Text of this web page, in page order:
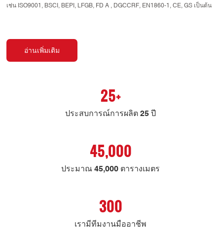
เช่น ISO9001, BSCI, BEPI, LFGB, FD A , DGCCRF, EN1860-1, CE, GS เป็นต้น
อ่านเพิ่มเติม
25+
ประสบการณ์การผลิต 25 ปี
45,000
ประมาณ 45,000 ตารางเมตร
300
เรามีทีมงานมืออาชีพ